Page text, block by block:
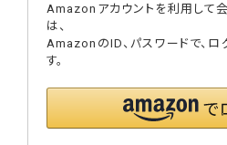
Amazonアカウントを利用して
は、
AmazonのID、パスワードで、ロ
す。